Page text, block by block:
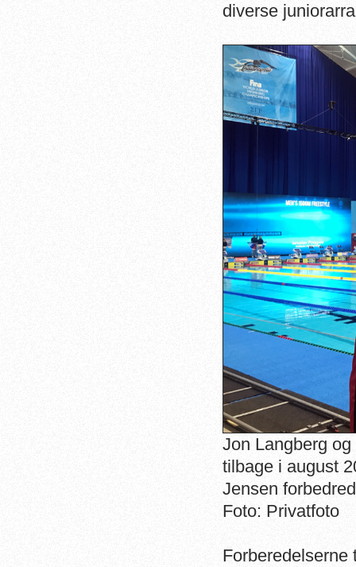
diverse
Jon Langberg
tilbage i august
Jensen
Foto: Privatfoto